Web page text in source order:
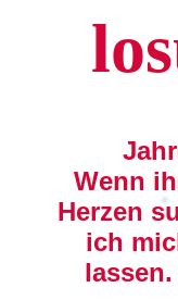
Wenn
Herzen
ich
lassen.